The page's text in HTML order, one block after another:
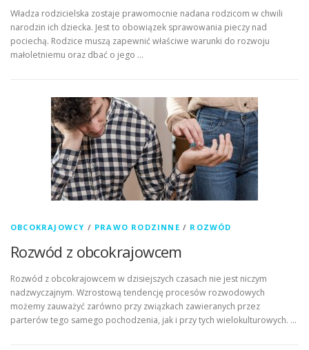
Władza rodzicielska zostaje prawomocnie nadana rodzicom w chwili
narodzin ich dziecka. Jest to obowiązek sprawowania pieczy nad
pociechą. Rodzice muszą zapewnić właściwe warunki do rozwoju
małoletniemu oraz dbać o jego …
OBCOKRAJOWCY / PRAWO RODZINNE / ROZWÓD
Rozwód z obcokrajowcem
Rozwód z obcokrajowcem w dzisiejszych czasach nie jest niczym
nadzwyczajnym. Wzrostową tendencję procesów rozwodowych
możemy zauważyć zarówno przy związkach zawieranych przez
parterów tego samego pochodzenia, jak i przy tych wielokulturowych. …